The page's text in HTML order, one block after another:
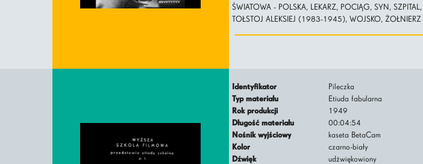
ŚWIATOWA - POLSKA, LEKARZ, POCIĄG, SYN, SZPITAL,
TOŁSTOJ ALEKSIEJ (1983-1945), WOJSKO, ŻOŁNIERZ
Identyfikator
Pileczka
Typ materiału
Etiuda fabularna
Rok produkcji
1949
Długość materiału
00:04:54
Nośnik wyjściowy
kaseta BetaCam
Kolor
czarno-biały
Dźwięk
udźwiękowiony